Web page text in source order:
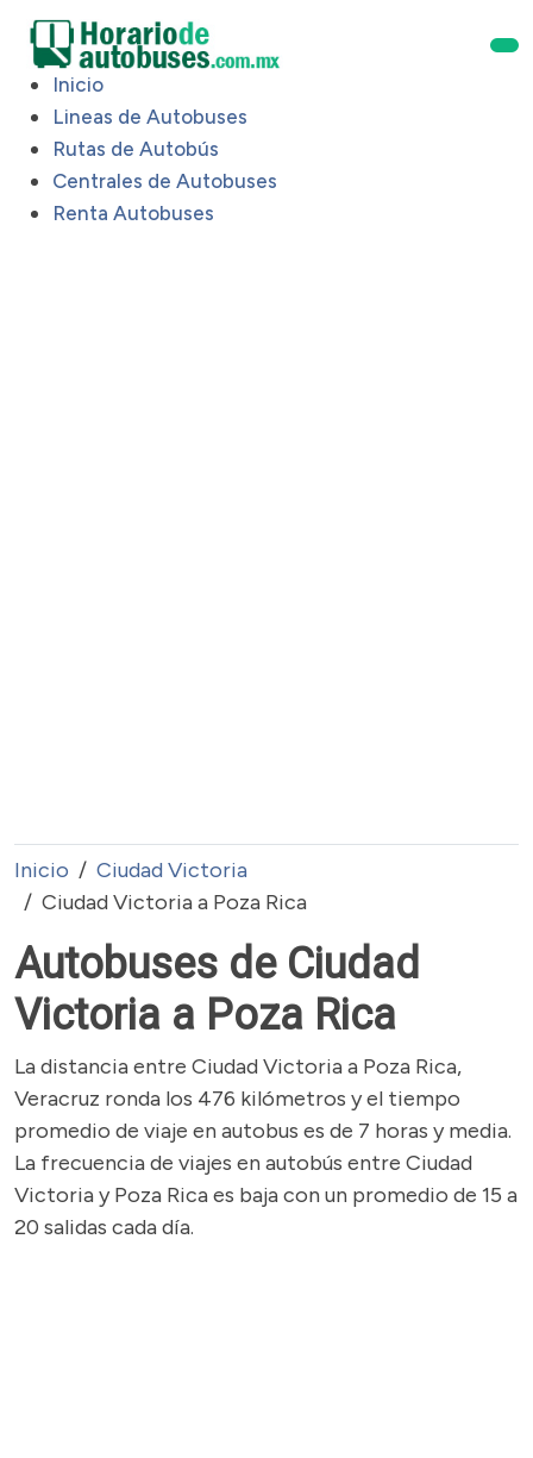
Inicio
Lineas de Autobuses
Rutas de Autobús
Centrales de Autobuses
Renta Autobuses
Inicio
Ciudad Victoria
Ciudad Victoria a Poza Rica
Autobuses de Ciudad
Victoria a Poza Rica
La distancia entre Ciudad Victoria a Poza Rica,
Veracruz ronda los 476 kilómetros y el tiempo
promedio de viaje en autobus es de 7 horas y media.
La frecuencia de viajes en autobús entre Ciudad
Victoria y Poza Rica es baja con un promedio de 15 a
20 salidas cada día.